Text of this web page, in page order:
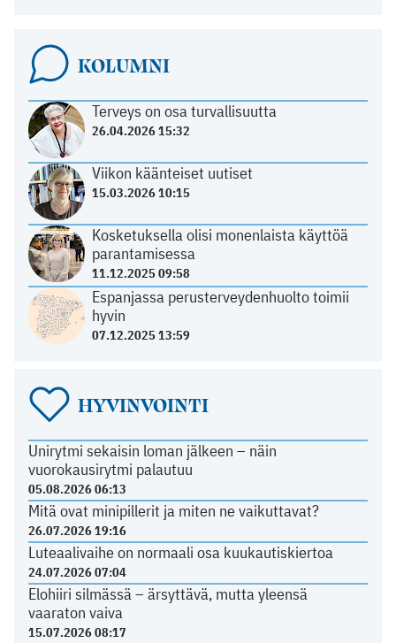
KOLUMNI
Terveys on osa turvallisuutta
26.04.2026 15:32
Viikon käänteiset uutiset
15.03.2026 10:15
Kosketuksella olisi monenlaista käyttöä
parantamisessa
11.12.2025 09:58
Espanjassa perusterveydenhuolto toimii
hyvin
07.12.2025 13:59
HYVINVOINTI
Unirytmi sekaisin loman jälkeen – näin
vuorokausirytmi palautuu
05.08.2026 06:13
Mitä ovat minipillerit ja miten ne vaikuttavat?
26.07.2026 19:16
Luteaalivaihe on normaali osa kuukautiskiertoa
24.07.2026 07:04
Elohiiri silmässä – ärsyttävä, mutta yleensä
vaaraton vaiva
15.07.2026 08:17